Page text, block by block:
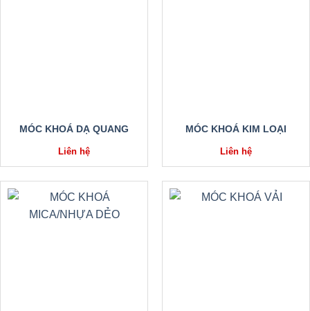
MÓC KHOÁ DẠ QUANG
Liên hệ
MÓC KHOÁ KIM LOẠI
Liên hệ